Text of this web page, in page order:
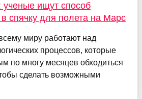
ученые ищут способ
спячку для полета на Марс
миру работают над
процессов, которые
по многу месяцев обходиться
сделать возможными